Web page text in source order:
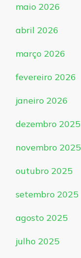
maio 2026
abril 2026
março 2026
fevereiro 2026
janeiro 2026
dezembro 2025
novembro 2025
outubro 2025
setembro 2025
agosto 2025
julho 2025